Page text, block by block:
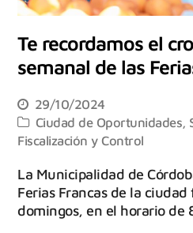
Te recordamos el
semanal de las
29/10/2024
Ciudad de Oportunidades
Fiscalización y Control
La Municipalidad de
Ferias Francas de la
domingos, en el horario de